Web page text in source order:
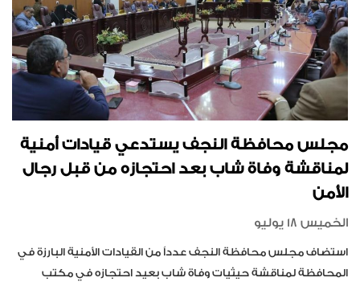
مجلس محافظة النجف يستدعي قيادات أمنية
لمناقشة وفاة شاب بعد احتجازه من قبل رجال
الأمن
الخميس 18 يوليو
استضاف مجلس محافظة النجف عدداً من القيادات الأمنية البارزة في
المحافظة لمناقشة حيثيات وفاة شاب بعيد احتجازه في مكتب